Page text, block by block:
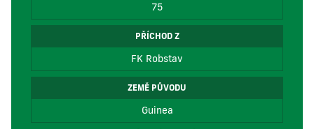
75
PŘÍCHOD Z
FK Robstav
ZEMĚ PŮVODU
Guinea